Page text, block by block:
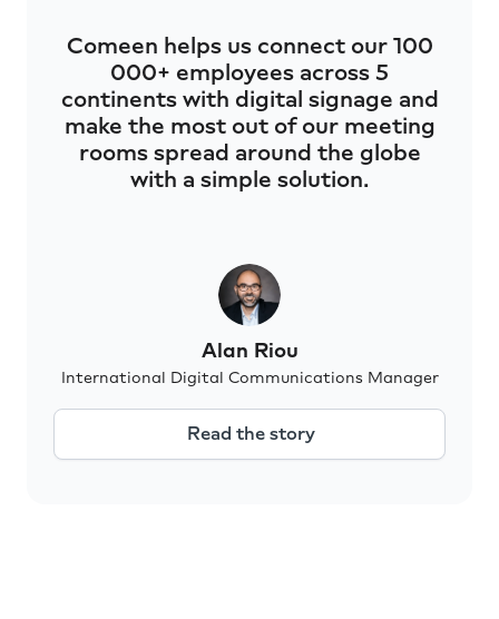
Comeen helps us connect our 100
000+ employees across 5
continents with digital signage and
make the most out of our meeting
rooms spread around the globe
with a simple solution.
Alan Riou
International Digital Communications Manager
Read the story